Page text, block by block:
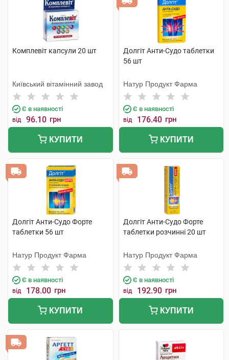
Комплевіт капсули 20 шт
Київський вітамінний завод
Є в наявності
від 96.10 грн
КУПИТИ
Долгіт Анти-Судо таблетки
56 шт
Натур Продукт Фарма
Є в наявності
від 176.40 грн
КУПИТИ
Долгіт Анти-Судо Форте
таблетки 56 шт
Натур Продукт Фарма
Є в наявності
від 178.00 грн
КУПИТИ
Долгіт Анти-Судо Форте
таблетки розчинні 20 шт
Натур Продукт Фарма
Є в наявності
від 192.90 грн
КУПИТИ